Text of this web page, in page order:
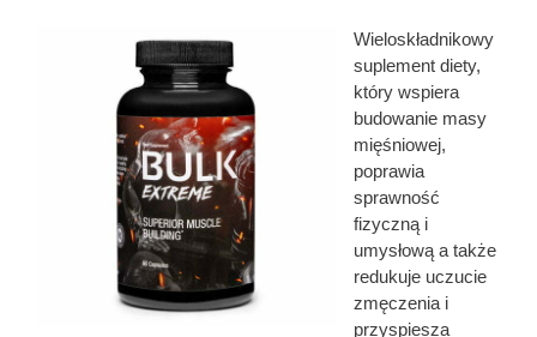
Wieloskładnikowy
suplement diety,
który wspiera
budowanie masy
mięśniowej,
poprawia
sprawność
fizyczną i
umysłową a także
redukuje uczucie
zmęczenia i
przyspiesza